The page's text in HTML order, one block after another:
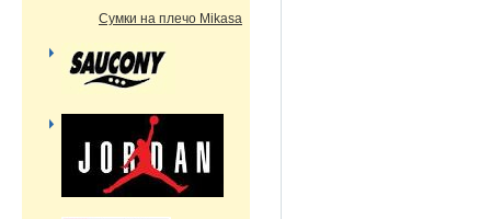
Сумки на плечо Mikasa